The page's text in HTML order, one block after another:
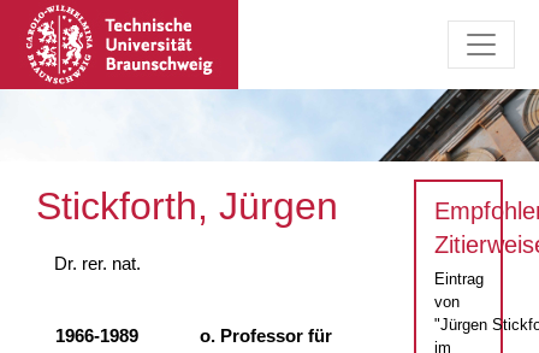
Stickforth, Jürgen
Dr. rer. nat.
1966-1989
o. Professor für
Eintrag
von
"Jürgen
im